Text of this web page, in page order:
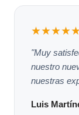
"Muy
nuestro
nuestras
Luis